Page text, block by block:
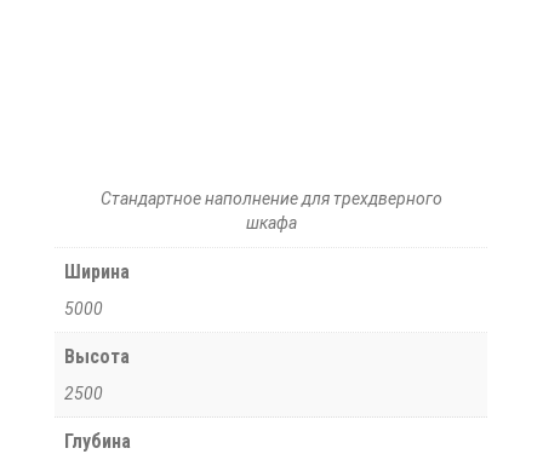
Стандартное наполнение для трехдверного
шкафа
Ширина
5000
Высота
2500
Глубина